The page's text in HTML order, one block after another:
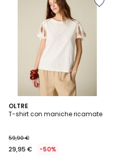
OLTRE
T-shirt con maniche ricamate
59,90 €
29,95 € -50%